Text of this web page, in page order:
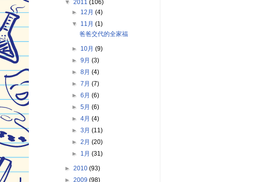
▼ 2011 (106)
► 12月(4)
▼ 11月(1)
爸爸交代的全家福
► 10月(9)
►9月(3)
►8月(4)
►7月(7)
►6月(6)
►5月(6)
►4月(4)
►3月(11)
►2月(20)
► 1月(31)
► 2010 (93)
► 2009 (98)